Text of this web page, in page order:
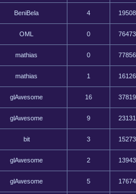
BeniBela 4 19508
OML 0 76473
mathias 0 77856
mathias 1 16126
glAwesome 16 37819
glAwesome 9 23131
bit 3 15273
glAwesome 2 13943
glAwesome 5 17674